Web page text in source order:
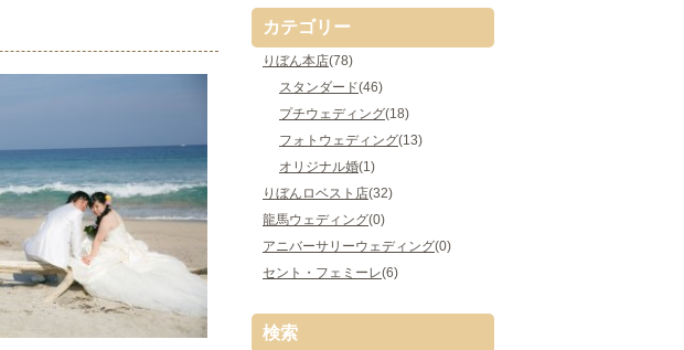
カテゴリー
りぼん本店(78)
スタンダード(46)
プチウェディング(18)
フォトウェディング(13)
オリジナル婚(1)
りぼんロベスト店(32)
龍馬ウェディング(0)
アニバーサリーウェディング(0)
セント・フェミーレ(6)
検索